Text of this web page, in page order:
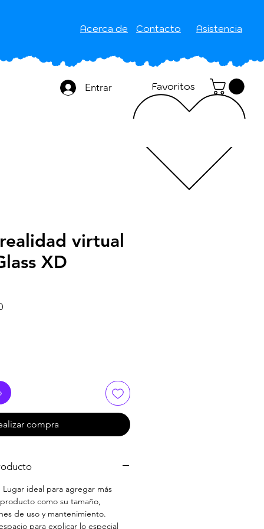
Acerca de Contacto Asistencia
Entrar Favoritos
virtual
XD
Precio
compra
ideal para agregar más
como su tamaño,
de uso y mantenimiento.
para explicar lo especial